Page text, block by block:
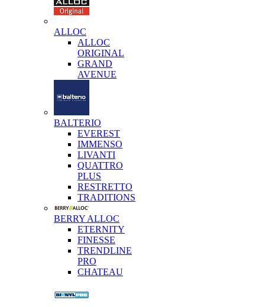
ALLOC
ALLOC
ORIGINAL
GRAND
AVENUE
BALTERIO
EVEREST
IMMENSO
LIVANTI
QUATTRO
PLUS
RESTRETTO
TRADITIONS
BERRY ALLOC
ETERNITY
FINESSE
TRENDLINE
PRO
CHATEAU